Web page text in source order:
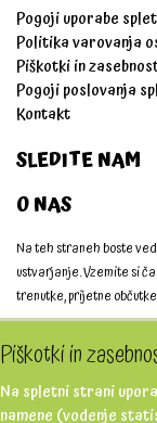
Pogoji uporabe
Politika varovanja
Piškotki in
Pogoji poslovanja
Kontakt
SLEDITE NAM
O NAS
Na teh straneh boste
ustvarjanje. Vzemite si
trenutke, prijetne
Ustvarjajmo skupaj!
Piškotki in
Na spletni strani
namene (vodenje